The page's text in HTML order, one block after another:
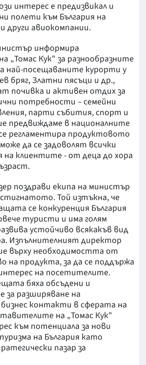
интерес е предизвикал и
полети към България на
други авиокомпании.
информира
„Томас Кук" за разнообразните
най-посещаваните курорти у
бряг, Златни пясъци и др.,
почивка и активен отдих за
потребности – семейни
парти събития, спорт и
предвиждаме в националните
регламентира продуктовото
да се задоволят всички
на клиентите - от деца до хора
поздрави екипа на министър
Той изтъкна, че
се конкуренция България
туристи и има голям
устойчиво всякакъв вид
Изпълнителният директор
върху необходимостта от
на продукта, за да се поддържа
на посетителите.
бяха обсъдени и
разширяване на
контакти в сферата на
на „Томас Кук"
към потенциала за нови
на България като
пазар за